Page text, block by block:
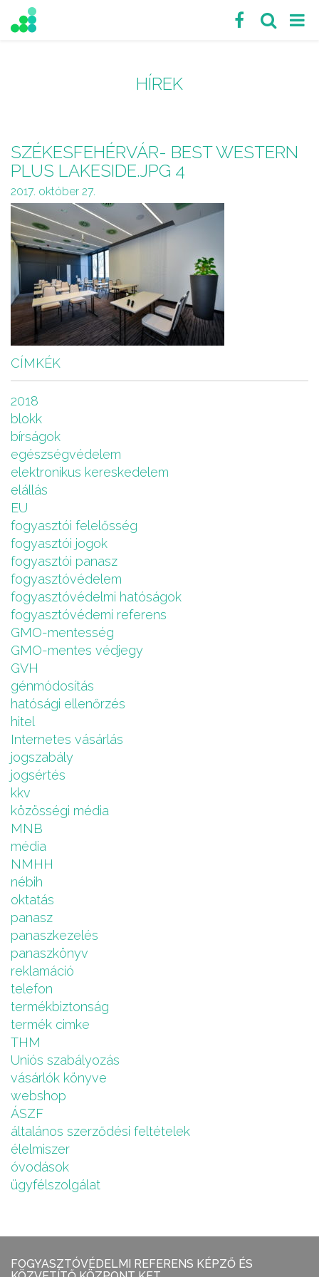
HÍREK
SZÉKESFEHÉRVÁR- BEST WESTERN
PLUS LAKESIDE.JPG 4
2017. október 27.
CÍMKÉK
2018
blokk
bírságok
egészségvédelem
elektronikus kereskedelem
elállás
EU
fogyasztói felelősség
fogyasztói jogok
fogyasztói panasz
fogyasztóvédelem
fogyasztóvédelmi hatóságok
fogyasztóvédemi referens
GMO-mentesség
GMO-mentes védjegy
GVH
génmódosítás
hatósági ellenőrzés
hitel
Internetes vásárlás
jogszabály
jogsértés
kkv
közösségi média
MNB
média
NMHH
nébih
oktatás
panasz
panaszkezelés
panaszkönyv
reklamáció
telefon
termékbiztonság
termék cimke
THM
Uniós szabályozás
vásárlók könyve
webshop
ÁSZF
általános szerződési feltételek
élelmiszer
óvodások
ügyfélszolgálat
FOGYASZTÓVÉDELMI REFERENS KÉPZŐ ÉS